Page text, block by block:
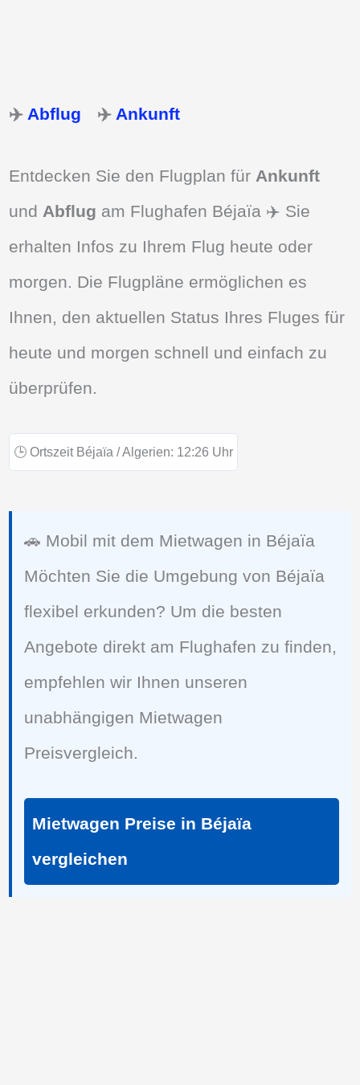
✈️ Abflug ✈️ Ankunft
Entdecken Sie den Flugplan für Ankunft
und Abflug am Flughafen Béjaïa ✈️ Sie
erhalten Infos zu Ihrem Flug heute oder
morgen. Die Flugpläne ermöglichen es
Ihnen, den aktuellen Status Ihres Fluges für
heute und morgen schnell und einfach zu
überprüfen.
🕒 Ortszeit Béjaïa / Algerien: 12:26 Uhr
🚗 Mobil mit dem Mietwagen in Béjaïa
Möchten Sie die Umgebung von Béjaïa
flexibel erkunden? Um die besten
Angebote direkt am Flughafen zu finden,
empfehlen wir Ihnen unseren
unabhängigen Mietwagen
Preisvergleich.
Mietwagen Preise in Béjaïa
vergleichen